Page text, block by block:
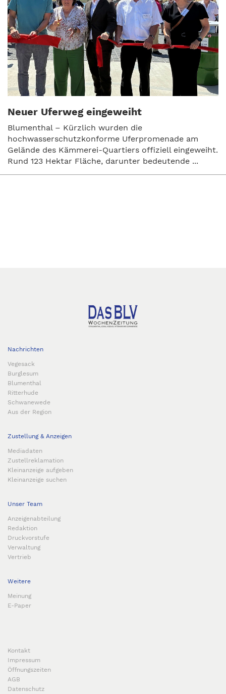
Neuer Uferweg eingeweiht
Blumenthal – Kürzlich wurden die
hochwasserschutzkonforme Uferpromenade am
Gelände des Kämmerei-Quartiers offiziell eingeweiht.
Rund 123 Hektar Fläche, darunter bedeutende ...
Nachrichten
Vegesack
Burglesum
Blumenthal
Ritterhude
Schwanewede
Aus der Region
Zustellung & Anzeigen
Mediadaten
Zustellreklamation
Kleinanzeige aufgeben
Kleinanzeige suchen
Unser Team
Anzeigenabteilung
Redaktion
Druckvorstufe
Verwaltung
Vertrieb
Weitere
Meinung
E-Paper
Kontakt
Impressum
Öffnungszeiten
AGB
Datenschutz